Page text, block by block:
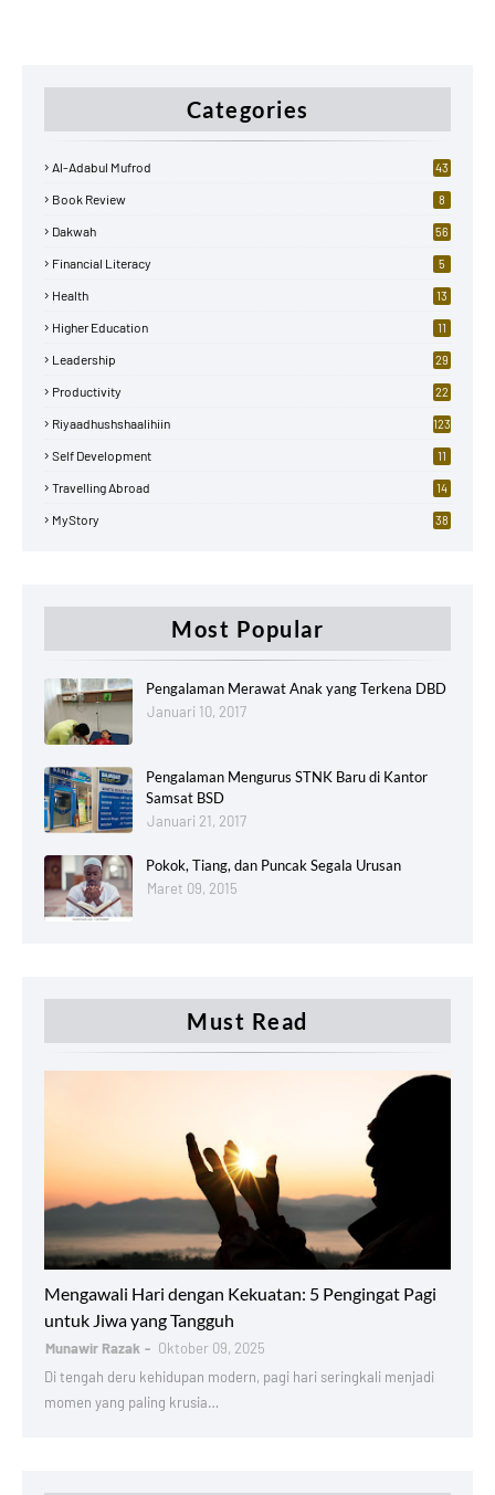
Categories
Al-Adabul Mufrod 43
Book Review 8
Dakwah 56
Financial Literacy 5
Health 13
Higher Education 11
Leadership 29
Productivity 22
Riyaadhushshaalihiin 123
Self Development 11
Travelling Abroad 14
MyStory 38
Most Popular
Pengalaman Merawat Anak yang Terkena DBD
Januari 10, 2017
Pengalaman Mengurus STNK Baru di Kantor
Samsat BSD
Januari 21, 2017
Pokok, Tiang, dan Puncak Segala Urusan
Maret 09, 2015
Must Read
Mengawali Hari dengan Kekuatan: 5 Pengingat Pagi
untuk Jiwa yang Tangguh
Munawir Razak
Oktober 09, 2025
Di tengah deru kehidupan modern, pagi hari seringkali menjadi
momen yang paling krusia…